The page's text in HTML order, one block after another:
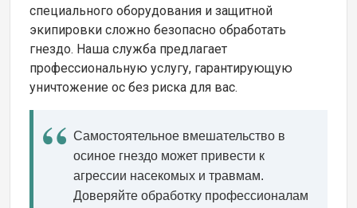
специального оборудования и защитной
экипировки сложно безопасно обработать
гнездо. Наша служба предлагает
профессиональную услугу, гарантирующую
уничтожение ос без риска для вас.
Самостоятельное вмешательство в
осиное гнездо может привести к
агрессии насекомых и травмам.
Доверяйте обработку профессионалам